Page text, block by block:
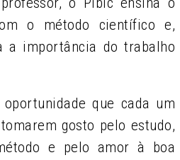
o método científico e,
a importância do trabalho
que cada um
gosto pelo estudo,
e pelo amor à boa